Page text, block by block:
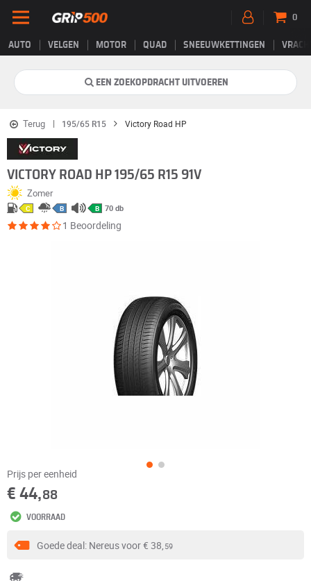
AUTO VELGEN MOTOR QUAD SNEEUWKETTINGEN
0
EEN ZOEKOPDRACHT UITVOEREN
Terug 195/65 R15 Victory Road HP
VICTORY ROAD HP 195/65 R15 91V
Zomer
C B B 70 db
1 Beoordeling
Prijs per eenheid
€ 44,88
VOORRAAD
Goede deal: Nereus voor€ 38, 59